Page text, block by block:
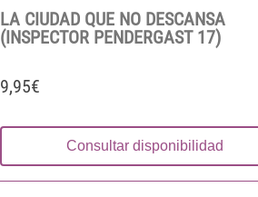
LA CIUDAD QUE NO DESCANSA
(INSPECTOR PENDERGAST 17)
9,95€
Consultar disponibilidad